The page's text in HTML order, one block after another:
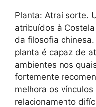
Planta: Atrai sorte.
atribuídos à
da filosofia
planta é capaz de
ambientes nos
fortemente
melhora os
relacionamento